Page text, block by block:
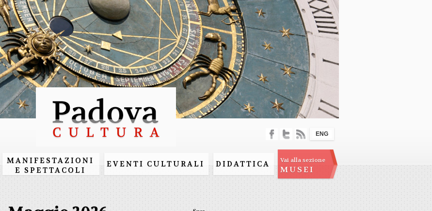
Salta al
contenuto
principale
MANIFESTAZIONI
E SPETTACOLI
EVENTI CULTURALI DIDATTICA Vai alla sezione
MUSEI
ENG